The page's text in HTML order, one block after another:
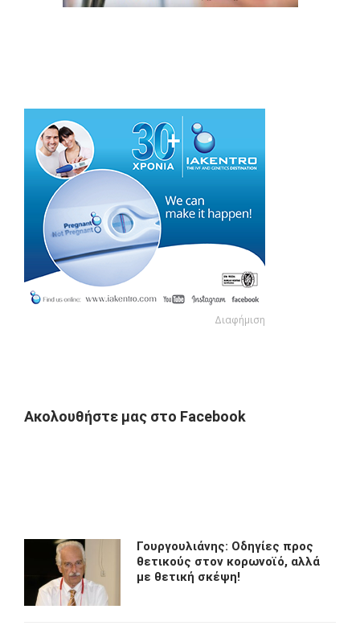
Διαφήμιση
Διαφήμιση
Ακολουθήστε μας στο Facebook
Γουργουλιάνης: Οδηγίες προς
θετικούς στον κορωνοϊό, αλλά
με θετική σκέψη!